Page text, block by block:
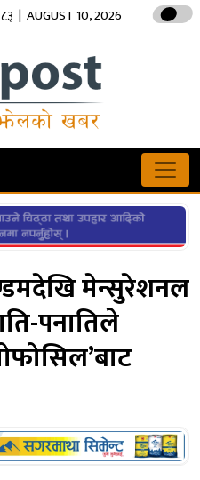
| AUGUST 10, 2026
मेन्सुरेशनल
पनातिले